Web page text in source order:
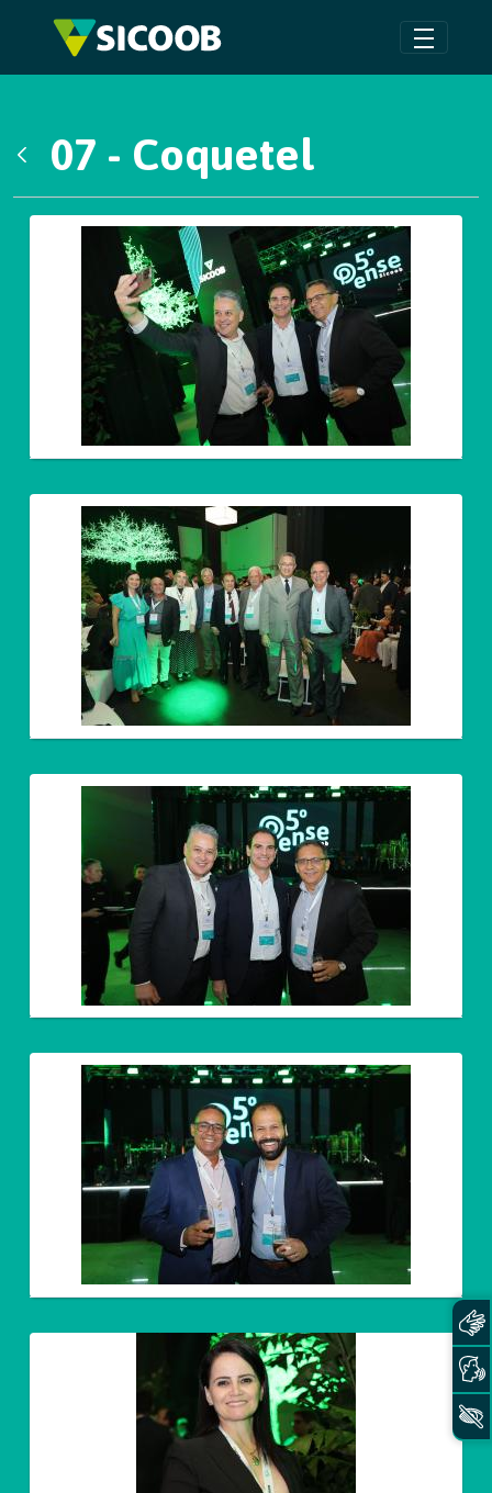
Pular para o Conteúdo principal
07 - Coquetel
Galeria de Mídias